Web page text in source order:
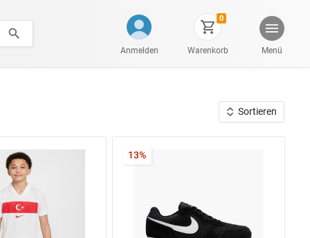
Anmelden
0
Warenkorb Menü
Sortieren
13%